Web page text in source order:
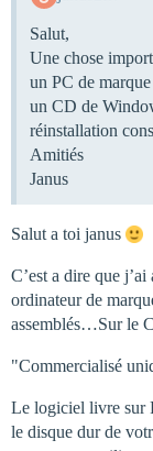
Salut,
Une chose
un PC de
un CD de
réinstallation
Amitiés
Janus
Salut a toi janus
C’est a dire que
ordinateur de
assemblés…Sur le
"Commercialisé
Le logiciel livre sur
le disque dur de